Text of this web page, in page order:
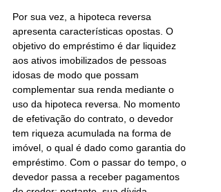
Por sua vez, a hipoteca reversa
apresenta características opostas. O
objetivo do empréstimo é dar liquidez
aos ativos imobilizados de pessoas
idosas de modo que possam
complementar sua renda mediante o
uso da hipoteca reversa. No momento
de efetivação do contrato, o devedor
tem riqueza acumulada na forma de
imóvel, o qual é dado como garantia do
empréstimo. Com o passar do tempo, o
devedor passa a receber pagamentos